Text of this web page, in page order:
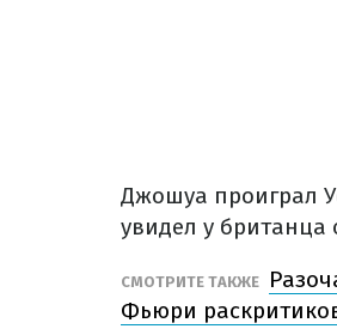
Джошуа проиграл
увидел у британца
СМОТРИТЕ ТАКЖЕ
Фьюри